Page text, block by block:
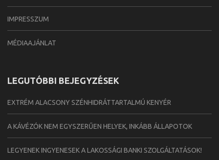
IMPRESSZUM
MÉDIAAJÁNLAT
LEGUTÓBBI BEJEGYZÉSEK
EXTRÉM ALACSONY SZÉNHIDRÁTTARTALMÚ KENYÉR
A KÁVÉZÓK NEM EGYSZERŰEN HELYEK, INKÁBB ÁLLAPOTOK
LEGYENEK INGYENESEK A LAKOSSÁGI BANKI SZOLGÁLTATÁSOK!